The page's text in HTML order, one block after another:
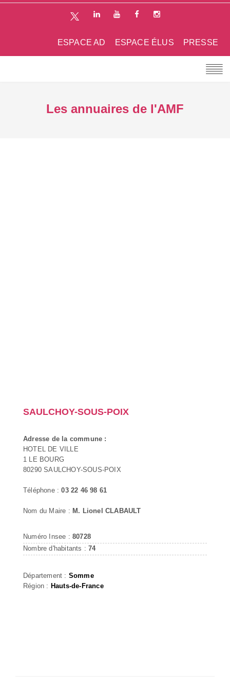
PRESSE
ESPACE ÉLUS
ESPACE AD
Les annuaires de l'AMF
SAULCHOY-SOUS-POIX
Adresse de la commune :
HOTEL DE VILLE
1 LE BOURG
80290 SAULCHOY-SOUS-POIX
Téléphone :03 22 46 98 61
Nom du Maire : M. Lionel CLABAULT
Numéro Insee : 80728
Nombre d'habitants :74
Département : Somme
Région : Hauts-de-France